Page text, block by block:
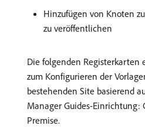
Hinzufügen von Knoten
zu veröffentlichen
Die folgenden Registerkarten
zum Konfigurieren der
bestehenden Site basierend
Manager Guides-Einrichtung:
Premise.